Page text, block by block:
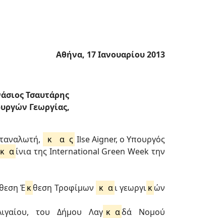
Αθήνα, 17 Ιανουαρίου 2013
Τσαυτάρης
Γεωργίας,
ταναλωτή, κ α ς Ilse Aigner, o Υπουργός
κ αίνια της International Green Week την
Έκθεση Τροφίμων κ αι γεωργικών
του Δήμου Λαγ κ αδά Νομού